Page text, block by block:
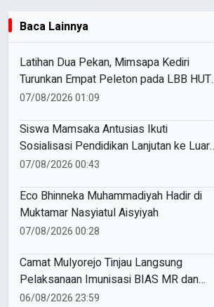
Baca Lainnya
Latihan Dua Pekan, Mimsapa Kediri
Turunkan Empat Peleton pada LBB HUT
Ke-81 RI Kecamatan Pare
07/08/2026 01:09
Siswa Mamsaka Antusias Ikuti
Sosialisasi Pendidikan Lanjutan ke Luar
Negeri
07/08/2026 00:43
Eco Bhinneka Muhammadiyah Hadir di
Muktamar Nasyiatul Aisyiyah
07/08/2026 00:28
Camat Mulyorejo Tinjau Langsung
Pelaksanaan Imunisasi BIAS MR dan
HPV di SD Muhammadiyah 18 Surabaya
06/08/2026 23:59